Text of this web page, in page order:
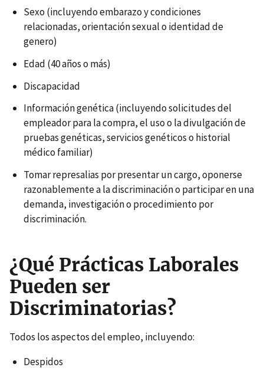
Sexo (incluyendo embarazo y condiciones
relacionadas, orientación sexual o identidad de
genero)
Edad (40 años o más)
Discapacidad
Información genética (incluyendo solicitudes del
empleador para la compra, el uso o la divulgación de
pruebas genéticas, servicios genéticos o historial
médico familiar)
Tomar represalias por presentar un cargo, oponerse
razonablemente a la discriminación o participar en una
demanda, investigación o procedimiento por
discriminación.
¿Qué Prácticas Laborales
Pueden ser
Discriminatorias?
Todos los aspectos del empleo, incluyendo:
Despidos